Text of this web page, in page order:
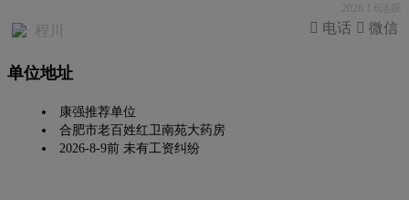
2026.1.6活跃
程川  微信
 电话
单位地址
康强推荐单位
合肥市老百姓红卫南苑大药房
2026-8-9前 未有工资纠纷